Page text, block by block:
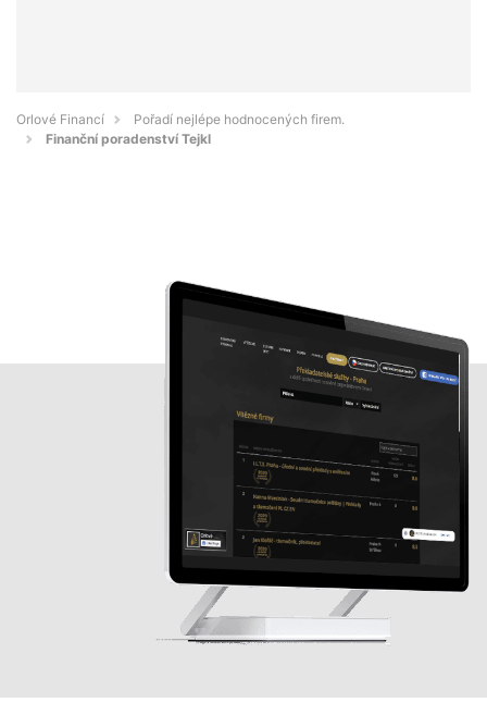
Orlové Financí
Pořadí nejlépe hodnocených firem.
Finanční poradenství Tejkl